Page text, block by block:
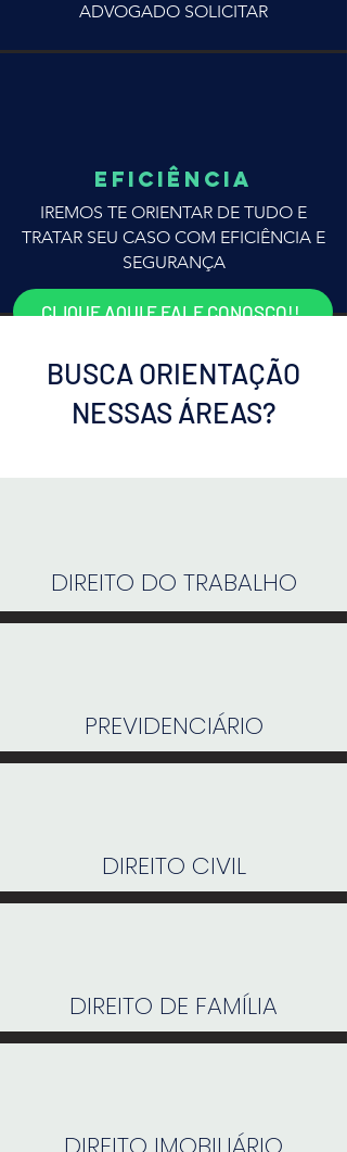
ADVOGADO SOLICITAR
EFICIÊNCIA
IREMOS TE ORIENTAR DE TUDO E
TRATAR SEU CASO COM EFICIÊNCIA E
SEGURANÇA
CLIQUE AQUI E FALE CONOSCO!!
BUSCA ORIENTAÇÃO
NESSAS ÁREAS?
DIREITO DO TRABALHO
PREVIDENCIÁRIO
DIREITO CIVIL
DIREITO DE FAMÍLIA